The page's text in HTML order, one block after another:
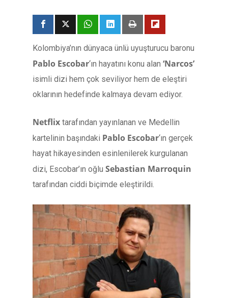
Kolombiya’nın dünyaca ünlü uyuşturucu baronu
Pablo Escobar‘ın hayatını konu alan ‘Narcos’
isimli dizi hem çok seviliyor hem de eleştiri
oklarının hedefinde kalmaya devam ediyor.
Netflix tarafından yayınlanan ve Medellin
kartelinin başındaki Pablo Escobar‘ın gerçek
hayat hikayesinden esinlenilerek kurgulanan
dizi, Escobar’ın oğlu Sebastian Marroquin
tarafından ciddi biçimde eleştirildi.